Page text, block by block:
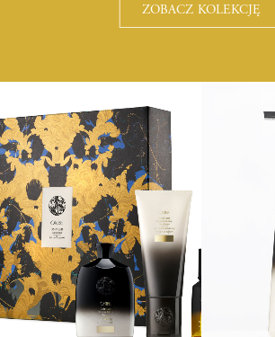
ZOBACZ KOLEKCJĘ